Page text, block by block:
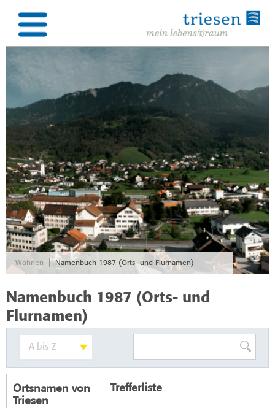
Wohnen | Namenbuch 1987 (Orts- und Flurnamen)
Namenbuch 1987 (Orts- und
Flurnamen)
Ortsnamen von
Triesen
Trefferliste